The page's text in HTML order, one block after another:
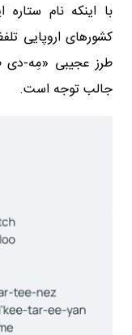
با اینکه نام
کشورهای اروپایی
طرز عجیبی «مِه-دی
جالب توجه است.